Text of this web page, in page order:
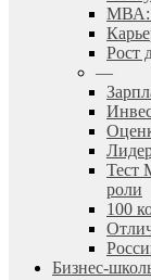
МВА:
Рост
—
Тест
роли
100
Бизнес-